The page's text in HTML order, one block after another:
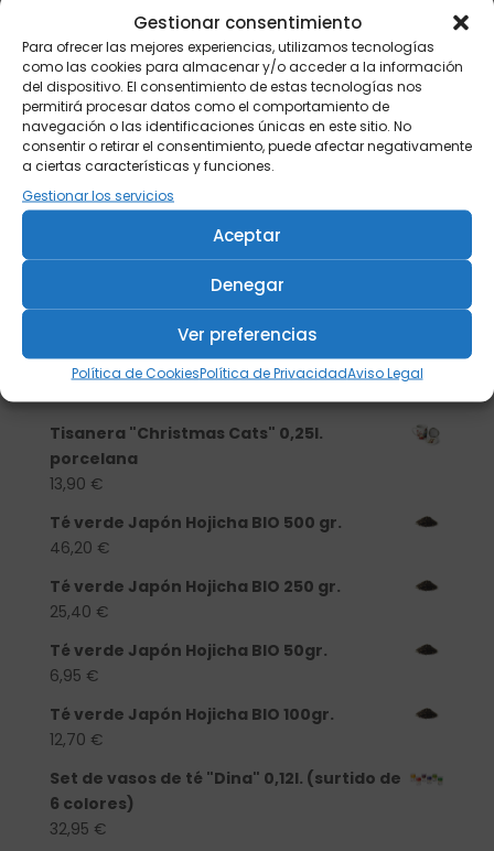
Gestionar consentimiento
Para ofrecer las mejores experiencias, utilizamos tecnologías
como las cookies para almacenar y/o acceder a la información
del dispositivo. El consentimiento de estas tecnologías nos
permitirá procesar datos como el comportamiento de
navegación o las identificaciones únicas en este sitio. No
consentir o retirar el consentimiento, puede afectar negativamente
a ciertas características y funciones.
Gestionar los servicios
Aceptar
Denegar
Ver preferencias
Política de CookiesPolítica de PrivacidadAviso Legal
Tisanera "Christmas Cats" 0,25l.
porcelana
13,90 €
Té verde Japón Hojicha BIO 500 gr.
46,20 €
Té verde Japón Hojicha BIO 250 gr.
25,40 €
Té verde Japón Hojicha BIO 50gr.
6,95 €
Té verde Japón Hojicha BIO 100gr.
12,70 €
Set de vasos de té "Dina" 0,12l. (surtido de
6 colores)
32,95 €